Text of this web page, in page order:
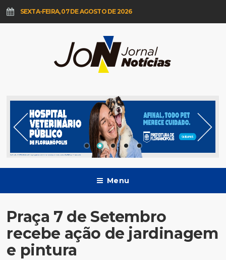
SEXTA-FEIRA, 07 DE AGOSTO DE 2026
Menu
Praça 7 de Setembro
recebe ação de jardinagem
e pintura